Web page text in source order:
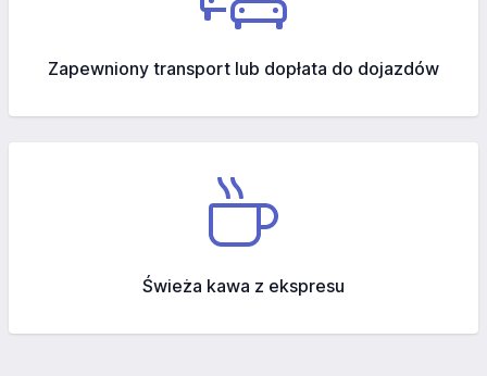
Zapewniony transport lub dopłata do dojazdów
Świeża kawa z ekspresu